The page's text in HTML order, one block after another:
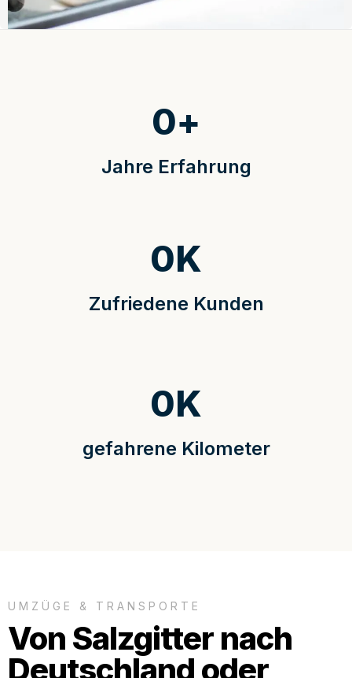
Jahre Erfahrung
0+
Zufriedene Kunden
0K
gefahrene Kilometer
0K
UMZÜGE & TRANSPORTE
Von Salzgitter nach
Deutschland oder